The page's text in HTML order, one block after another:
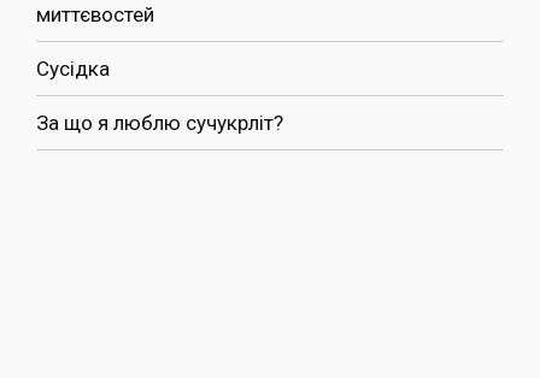
миттєвостей
Сусідка
За що я люблю сучукрліт?